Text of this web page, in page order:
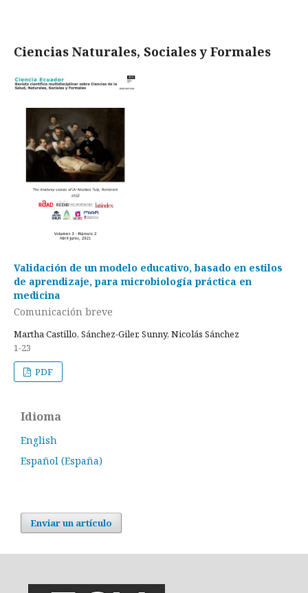
Ciencias Naturales, Sociales y Formales
Validación de un modelo educativo, basado en estilos
de aprendizaje, para microbiología práctica en
medicina
Comunicación breve
Martha Castillo, Sánchez-Giler, Sunny, Nicolás Sánchez
1-23
PDF
Idioma
English
Español (España)
Enviar un artículo